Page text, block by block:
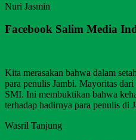
Nuri Jasmin
Facebook Salim Media
Kita merasakan bahwa dalam
para penulis Jambi. Mayoritas
SMI. Ini membuktikan bahwa
terhadap hadirnya para penulis di
Wasril Tanjung